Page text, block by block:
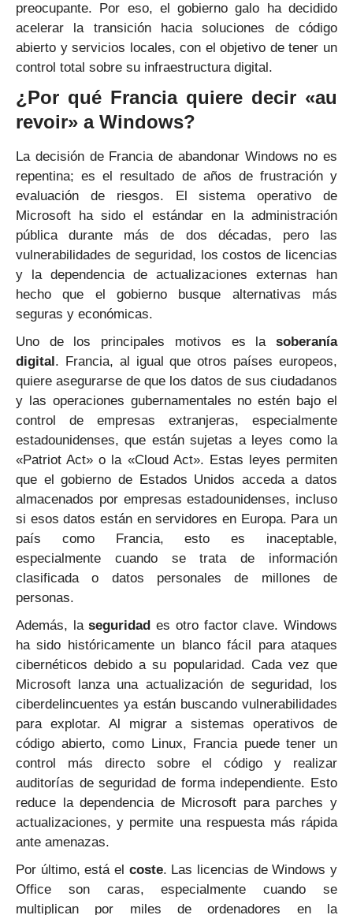
preocupante. Por eso, el gobierno galo ha decidido
acelerar la transición hacia soluciones de código
abierto y servicios locales, con el objetivo de tener un
control total sobre su infraestructura digital.
¿Por qué Francia quiere decir «au
revoir» a Windows?
La decisión de Francia de abandonar Windows no es
repentina; es el resultado de años de frustración y
evaluación de riesgos. El sistema operativo de
Microsoft ha sido el estándar en la administración
pública durante más de dos décadas, pero las
vulnerabilidades de seguridad, los costos de licencias
y la dependencia de actualizaciones externas han
hecho que el gobierno busque alternativas más
seguras y económicas.
Uno de los principales motivos es la soberanía
digital . Francia, al igual que otros países europeos,
quiere asegurarse de que los datos de sus ciudadanos
y las operaciones gubernamentales no estén bajo el
control de empresas extranjeras, especialmente
estadounidenses, que están sujetas a leyes como la
«Patriot Act» o la «Cloud Act». Estas leyes permiten
que el gobierno de Estados Unidos acceda a datos
almacenados por empresas estadounidenses, incluso
si esos datos están en servidores en Europa. Para un
país como Francia, esto es inaceptable,
especialmente cuando se trata de información
clasificada o datos personales de millones de
personas.
Además, laseguridad es otro factor clave. Windows
ha sido históricamente un blanco fácil para ataques
cibernéticos debido a su popularidad. Cada vez que
Microsoft lanza una actualización de seguridad, los
ciberdelincuentes ya están buscando vulnerabilidades
para explotar. Al migrar a sistemas operativos de
código abierto, como Linux, Francia puede tener un
control más directo sobre el código y realizar
auditorías de seguridad de forma independiente. Esto
reduce la dependencia de Microsoft para parches y
actualizaciones, y permite una respuesta más rápida
ante amenazas.
Por último, está el coste. Las licencias de Windows y
Office son caras, especialmente cuando se
multiplican por miles de ordenadores en la